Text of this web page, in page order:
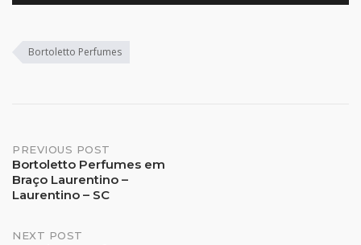
Bortoletto Perfumes
Post
navigation
PREVIOUS POST
Bortoletto Perfumes em
Braço Laurentino –
Laurentino – SC
NEXT POST